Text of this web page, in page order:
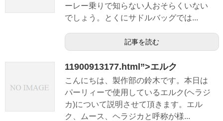
ーレー乗りで知らない人おそらくいない
でしょう。とくにサドルバッグでは...
記事を読む
11900913177.html”>エルク
こんにちは、製作部の鈴木です。本日は
パーリィーで使用しているエルク(ヘラジ
カ)について説明させて頂きます。エル
ク、ムース、ヘラジカと呼称が様...